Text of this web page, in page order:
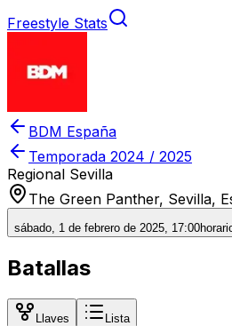
Freestyle Stats
BDM España
Temporada 2024 / 2025
Regional Sevilla
The Green Panther, Sevilla,
sábado, 1 de febrero de 2025, 17:00
Batallas
Llaves Lista